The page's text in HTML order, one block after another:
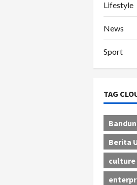
Lifestyle
News
Sport
TAG
Berita
culture